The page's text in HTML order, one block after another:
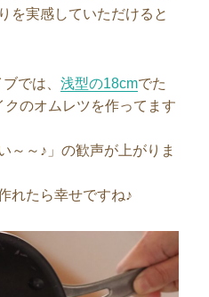
を実感していただけると
ブでは、浅型の18cmでた
クのオムレツを作ってます
～～♪」の歓声が上がりま
れたら幸せですね♪